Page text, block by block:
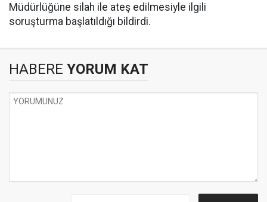
Müdürlüğüne silah ile ateş edilmesiyle ilgili
soruşturma başlatıldığı bildirdi.
HABERE YORUM KAT